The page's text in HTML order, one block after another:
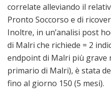
correlate alleviando il
Pronto Soccorso e di
Inoltre, in un’analisi post
di Malri che richiede = 2
endpoint di Malri più grave
primario di Malri), è stata
fino al giorno 150 (5 mesi).